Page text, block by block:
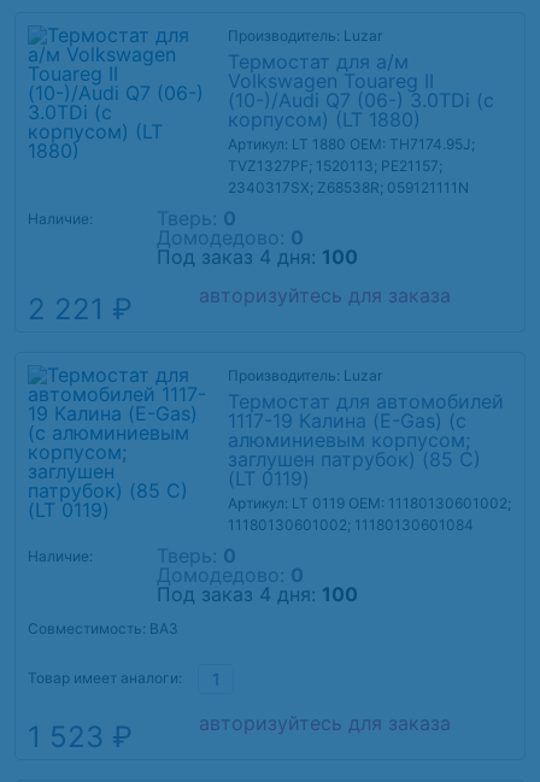
Производитель: Luzar
Термостат для а/м
Volkswagen Touareg II
(10-)/Audi Q7 (06-) 3.0TDi (с
корпусом) (LT 1880)
Артикул: LT 1880 OEM: TH7174.95J;
TVZ1327PF; 1520113; PE21157;
2340317SX; Z68538R; 059121111N
Наличие:
Тверь: 0
Домодедово: 0
Под заказ 4 дня: 100
2 221 ₽ авторизуйтесь для заказа
Производитель: Luzar
Термостат для автомобилей
1117-19 Калина (E-Gas) (с
алюминиевым корпусом;
заглушен патрубок) (85 С)
(LT 0119)
Артикул: LT 0119 OEM: 11180130601002;
11180130601002; 11180130601084
Наличие:
Тверь: 0
Домодедово: 0
Под заказ 4 дня: 100
Совместимость: ВАЗ
Товар имеет аналоги: 1
1 523 ₽ авторизуйтесь для заказа